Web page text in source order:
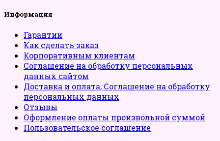
Информация
Гарантии
Как сделать заказ
Корпоративным клиентам
Соглашение на обработку персональных
данных сайтом
Доставка и оплата, Соглашение на обработку
персональных данных
Отзывы
Оформление оплаты произвольной суммой
Пользовательское соглашение